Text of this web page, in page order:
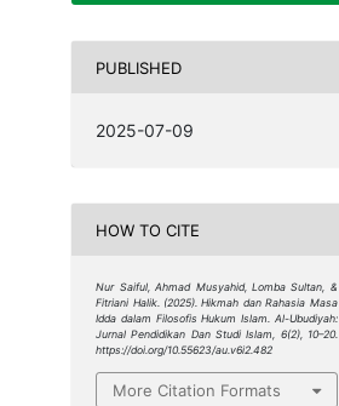
PUBLISHED
2025-07-09
HOW TO CITE
Nur Saiful, Ahmad Musyahid, Lomba Sultan, &
Fitriani Halik. (2025). Hikmah dan Rahasia Masa
Idda dalam Filosofis Hukum Islam. Al-Ubudiyah:
Jurnal Pendidikan Dan Studi Islam, 6(2), 10–20.
https://doi.org/10.55623/au.v6i2.482
More Citation Formats